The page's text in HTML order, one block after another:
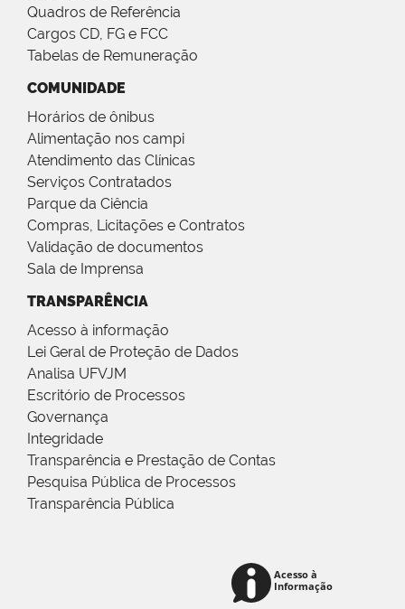
Quadros de Referência
Cargos CD, FG e FCC
Tabelas de Remuneração
COMUNIDADE
Horários de ônibus
Alimentação nos campi
Atendimento das Clínicas
Serviços Contratados
Parque da Ciência
Compras, Licitações e Contratos
Validação de documentos
Sala de Imprensa
TRANSPARÊNCIA
Acesso à informação
Lei Geral de Proteção de Dados
Analisa UFVJM
Escritório de Processos
Governança
Integridade
Transparência e Prestação de Contas
Pesquisa Pública de Processos
Transparência Pública